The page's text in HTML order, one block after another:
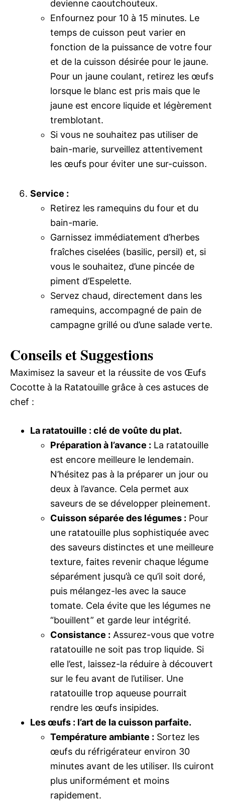
devienne caoutchouteux.
Enfournez pour 10 à 15 minutes. Le
temps de cuisson peut varier en
fonction de la puissance de votre four
et de la cuisson désirée pour le jaune.
Pour un jaune coulant, retirez les œufs
lorsque le blanc est pris mais que le
jaune est encore liquide et légèrement
tremblotant.
Si vous ne souhaitez pas utiliser de
bain-marie, surveillez attentivement
les œufs pour éviter une sur-cuisson.
Service :
Retirez les ramequins du four et du
bain-marie.
Garnissez immédiatement d’herbes
fraîches ciselées (basilic, persil) et, si
vous le souhaitez, d’une pincée de
piment d’Espelette.
Servez chaud, directement dans les
ramequins, accompagné de pain de
campagne grillé ou d’une salade verte.
Conseils et Suggestions
Maximisez la saveur et la réussite de vos Œufs
Cocotte à la Ratatouille grâce à ces astuces de
chef :
La ratatouille : clé de voûte du plat.
Préparation à l’avance : La ratatouille
est encore meilleure le lendemain.
N’hésitez pas à la préparer un jour ou
deux à l’avance. Cela permet aux
saveurs de se développer pleinement.
Cuisson séparée des légumes : Pour
une ratatouille plus sophistiquée avec
des saveurs distinctes et une meilleure
texture, faites revenir chaque légume
séparément jusqu’à ce qu’il soit doré,
puis mélangez-les avec la sauce
tomate. Cela évite que les légumes ne
“bouillent” et garde leur intégrité.
Consistance : Assurez-vous que votre
ratatouille ne soit pas trop liquide. Si
elle l’est, laissez-la réduire à découvert
sur le feu avant de l’utiliser. Une
ratatouille trop aqueuse pourrait
rendre les œufs insipides.
Les œufs : l’art de la cuisson parfaite.
Température ambiante : Sortez les
œufs du réfrigérateur environ 30
minutes avant de les utiliser. Ils cuiront
plus uniformément et moins
rapidement.